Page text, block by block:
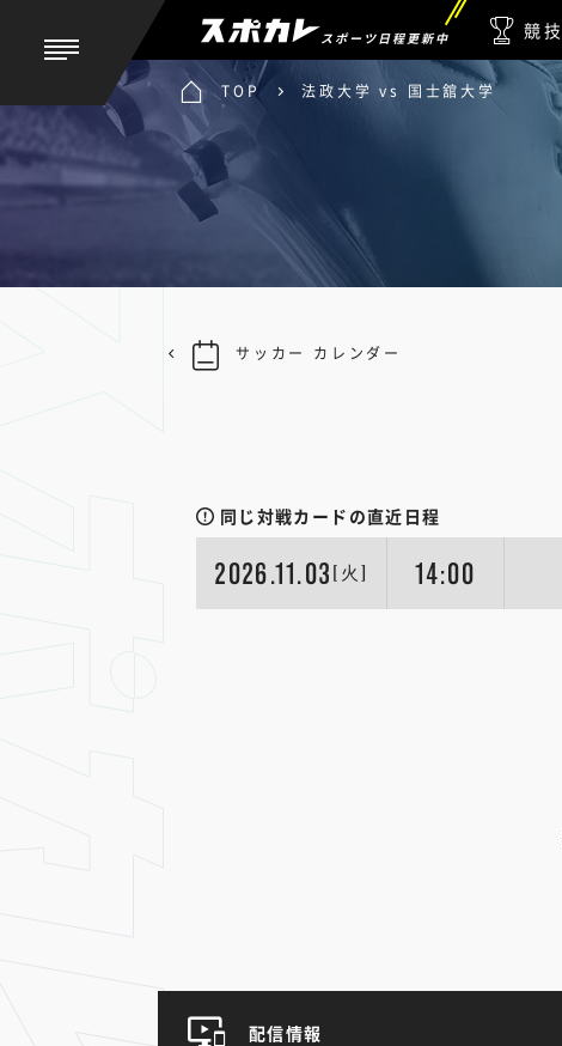
スポーツ日程更新中 競技
TOP 法政大学 vs 国士舘大学
同じ対戦カードの直近日程
2026.11.03 [火] 14:00
サッカー カレンダー
配信情報